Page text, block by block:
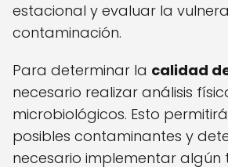
estacional y evaluar la
contaminación.
Para determinar la calidad
necesario realizar análisis
microbiológicos. Esto
posibles contaminantes y
necesario implementar algún